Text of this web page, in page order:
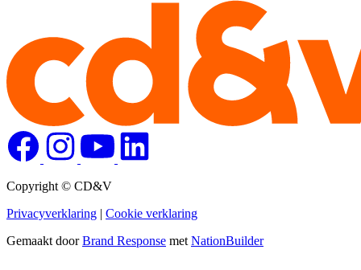
Copyright © CD&V
Privacyverklaring | Cookie verklaring
Gemaakt doorBrand Response met NationBuilder